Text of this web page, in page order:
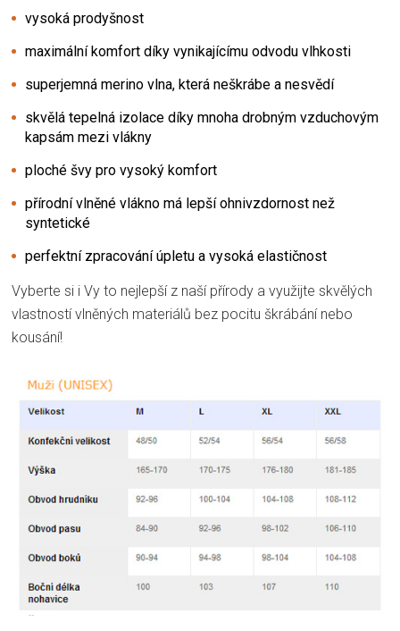
vysoká prodyšnost
maximální komfort díky vynikajícímu odvodu vlhkosti
superjemná merino vlna, která neškrábe a nesvědí
skvělá tepelná izolace díky mnoha drobným vzduchovým
kapsám mezi vlákny
ploché švy pro vysoký komfort
přírodní vlněné vlákno má lepší ohnivzdornost než
syntetické
perfektní zpracování úpletu a vysoká elastičnost
Vyberte si i Vy to nejlepší z naší přírody a využijte skvělých
vlastností vlněných materiálů bez pocitu škrábání nebo
kousání!